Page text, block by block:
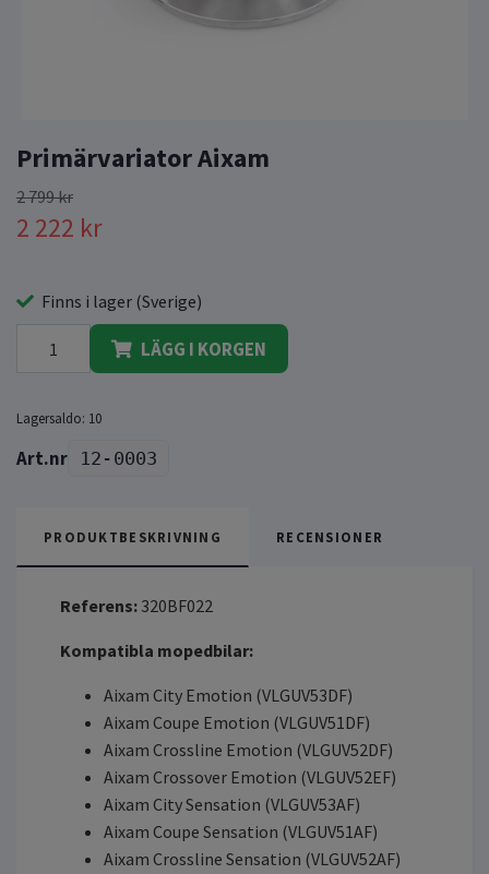
Primärvariator Aixam
2 799 kr
2 222 kr
Finns i lager (Sverige)
LÄGG I KORGEN
Lagersaldo: 10
12-0003
PRODUKTBESKRIVNING RECENSIONER
Referens: 320BF022
Kompatibla mopedbilar:
Aixam City Emotion (VLGUV53DF)
Aixam Coupe Emotion (VLGUV51DF)
Aixam Crossline Emotion (VLGUV52DF)
Aixam Crossover Emotion (VLGUV52EF)
Aixam City Sensation (VLGUV53AF)
Aixam Coupe Sensation (VLGUV51AF)
Aixam Crossline Sensation (VLGUV52AF)